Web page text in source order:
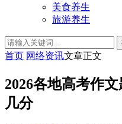
美食养生
旅游养生
首页 网络资讯文章正文
2026各地高考作
几分